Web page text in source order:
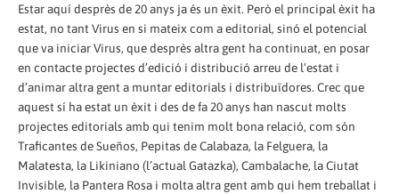
Estar aquí desprès de 20 anys ja és un èxit. Però el principal èxit ha
estat, no tant Virus en si mateix com a editorial, sinó el potencial
que va iniciar Virus, que desprès altra gent ha continuat, en posar
en contacte projectes d’edició i distribució arreu de l’estat i
d’animar altra gent a muntar editorials i distribuïdores. Crec que
aquest sí ha estat un èxit i des de fa 20 anys han nascut molts
projectes editorials amb qui tenim molt bona relació, com són
Traficantes de Sueños, Pepitas de Calabaza, la Felguera, la
Malatesta, la Likiniano (l’actual Gatazka), Cambalache, la Ciutat
Invisible, la Pantera Rosa i molta altra gent amb qui hem treballat i